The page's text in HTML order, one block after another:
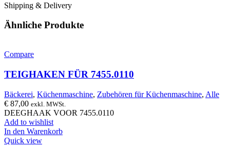
Shipping & Delivery
Ähnliche Produkte
Compare
TEIGHAKEN FÜR 7455.0110
Bäckerei, Küchenmaschine, Zubehören für Küchenmaschine, Alle
€ 87,00 exkl. MWSt.
DEEGHAAK VOOR 7455.0110
Add to wishlist
In den Warenkorb
Quick view